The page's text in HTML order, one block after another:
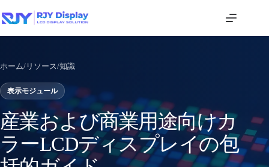
ホーム/ リソース/知識
表示モジュール
産業および商業用途向けカ
ラーLCDディスプレイの包